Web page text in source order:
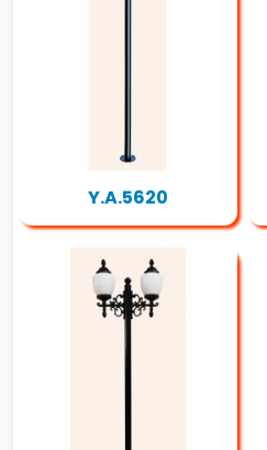
Y.A.5620